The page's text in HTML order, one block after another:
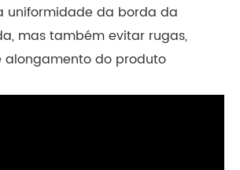
uniformidade da borda da
mas também evitar rugas,
do produto